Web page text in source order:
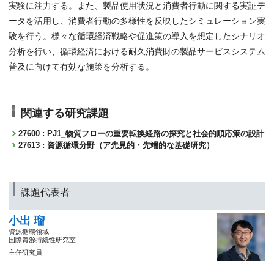
実験に注力する。また、製品使用状況と消費者行動に関する実証デ
ータを活用し、消費者行動の多様性を反映したシミュレーション実
験を行う。様々な循環経済戦略や促進策の導入を想定したシナリオ
分析を行い、循環経済における耐久消費財の製品サービスシステム
普及に向けて有効な施策を分析する。
関連する研究課題
27600 : PJ1_物質フローの重要転換経路の探究と社会的順応策の設計
27613 : 資源循環分野（ア先見的・先端的な基礎研究）
課題代表者
小出 瑠
資源循環領域
国際資源持続性研究室
主任研究員